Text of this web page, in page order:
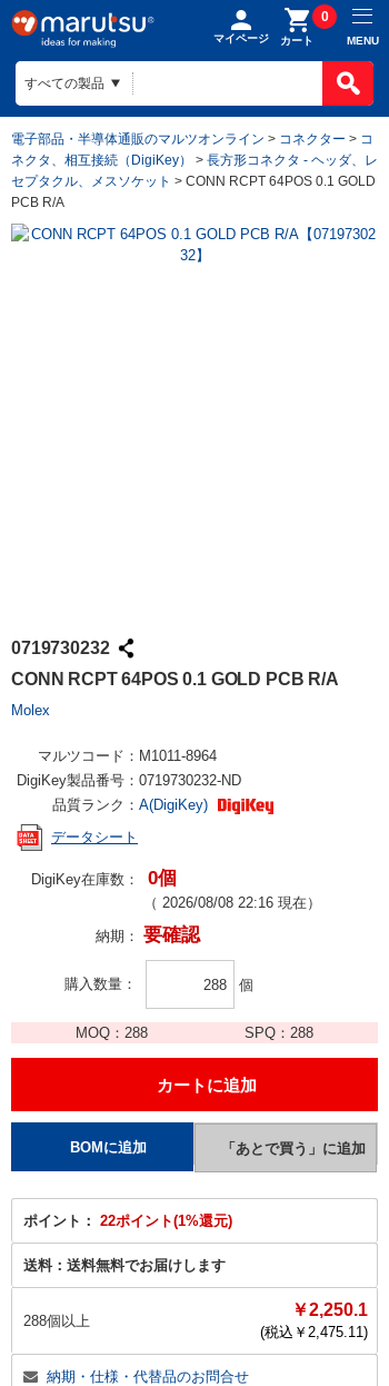
マイページ カート
0
MENU
電子部品・半導体通販のマルツオンライン > コネクター > コ
ネクタ、相互接続（DigiKey）
> 長方形コネクタ - ヘッダ、レ
セプタクル、メスソケット > CONN RCPT 64POS 0.1 GOLD
PCB R/A
0719730232
CONN RCPT 64POS 0.1 GOLD PCB R/A
Molex
マルツコード： M1011-8964
DigiKey製品番号： 0719730232-ND
品質ランク： A(DigiKey)
データシート
DigiKey在庫数： 0個
（ 2026/08/08 22:16 現在）
納期： 要確認
購入数量 個
MOQ：288 SPQ： 288
ポイント： 22ポイント(1%還元)
送料： 送料無料でお届けします
288個以上
￥2,250.1
(税込￥ 2,475.11)
納期・仕様・代替品のお問合せ